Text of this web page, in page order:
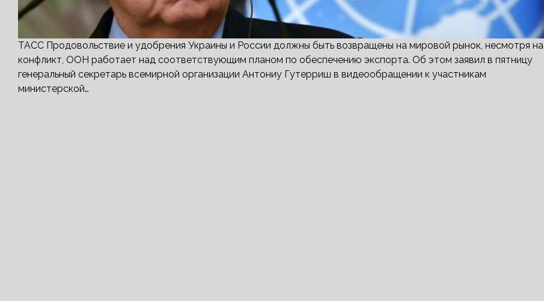
ТАСС Продовольствие и удобрения Украины и России должны быть возвращены на мировой рынок, несмотря на
конфликт, ООН работает над соответствующим планом по обеспечению экспорта. Об этом заявил в пятницу
генеральный секретарь всемирной организации Антониу Гутерриш в видеообращении к участникам
министерской…